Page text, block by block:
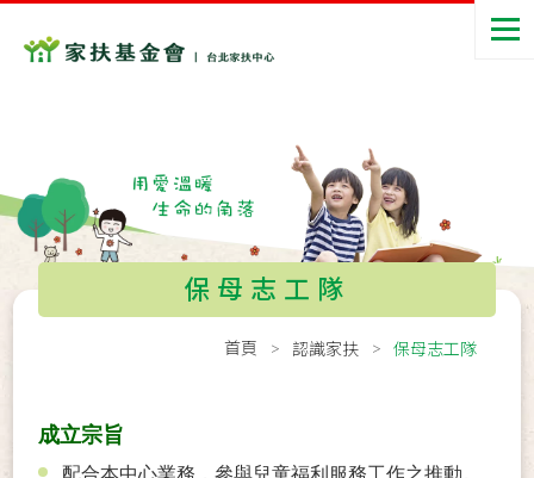
保母志工隊
首頁 認識家扶 保母志工隊
成立宗旨